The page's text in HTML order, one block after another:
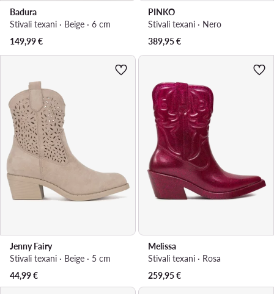
Badura
Stivali texani · Beige · 6 cm
149,99€
PINKO
Stivali texani · Nero
389,95€
Jenny Fairy
Stivali texani · Beige · 5 cm
44,99€
Melissa
Stivali texani · Rosa
259,95€